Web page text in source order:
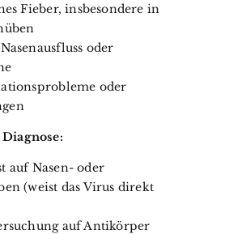
Fieber, insbesondere in
oder
oder
auf Nasen- oder
(weist das Virus direkt
auf Antikörper